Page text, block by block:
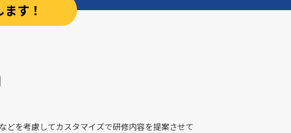
す！
どを考慮してカスタマイズで研修内容を提案させて